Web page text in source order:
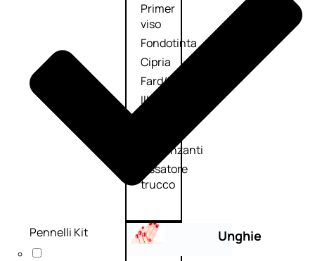
Primer
viso
Fondotinta
Cipria
Fard/Blush
Illuminante
abbronzanti
Fissatore
trucco
Unghie
Pennelli Kit